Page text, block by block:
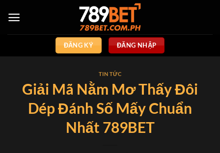
qua
ĐĂNG KÝ ĐĂNG NHẬP
TIN TỨC
Giải Mã Nằm Mơ Thấy Đôi
Dép Đánh Số Mấy Chuẩn
Nhất 789BET